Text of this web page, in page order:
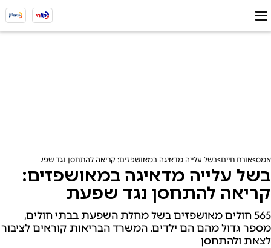
אמס אורח חיים בשל עלייה מדאיגה במאושפזים: קריאה להתחסן נגד שפעת
בשל עלייה מדאיגה במאושפזים:
קריאה להתחסן נגד שפעת
565 חולים מאושפזים בשל מחלת השפעת בבתי חולים,
מספר גדול מהם הם ילדים. המשרד הבריאות קוראים לציבור
לצאת ולהתחסן